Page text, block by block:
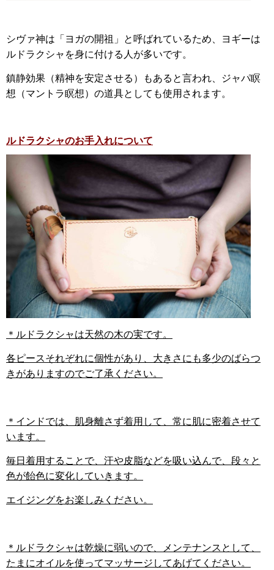
シヴァ神は「ヨガの開祖」と呼ばれているため、ヨギーは
ルドラクシャを身に付ける人が多いです。
鎮静効果（精神を安定させる）もあると言われ、ジャパ瞑
想（マントラ瞑想）の道具としても使用されます。
ルドラクシャのお手入れについて
＊ルドラクシャは天然の木の実です。
各ピースそれぞれに個性があり、大きさにも多少のばらつ
きがありますのでご了承ください。
＊インドでは、肌身離さず着用して、常に肌に密着させて
います。
毎日着用することで、汗や皮脂などを吸い込んで、段々と
色が飴色に変化していきます。
エイジングをお楽しみください。
＊ルドラクシャは乾燥に弱いので、メンテナンスとして、
たまにオイルを使ってマッサージしてあげてください。